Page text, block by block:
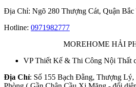
Địa Chỉ: Ngõ 280 Thượng Cát, Quận
Hotline: 0971982777
MOREHOME HẢI
VP Thiết Kế & Thi Công Nội Thất
Địa Chỉ: Số 155 Bạch Đằng, Thượng